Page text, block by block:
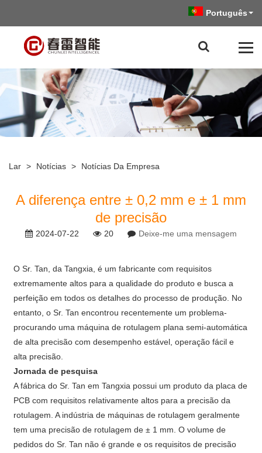
Português
Lar > Notícias > Notícias Da Empresa
A diferença entre ± 0,2 mm e ± 1 mm
de precisão
2024-07-22 20 Deixe-me uma mensagem
O Sr. Tan, da Tangxia, é um fabricante com requisitos
extremamente altos para a qualidade do produto e busca a
perfeição em todos os detalhes do processo de produção. No
entanto, o Sr. Tan encontrou recentemente um problema-
procurando uma máquina de rotulagem plana semi-automática
de alta precisão com desempenho estável, operação fácil e
alta precisão.
Jornada de pesquisa
A fábrica do Sr. Tan em Tangxia possui um produto da placa de
PCB com requisitos relativamente altos para a precisão da
rotulagem. A indústria de máquinas de rotulagem geralmente
tem uma precisão de rotulagem de ± 1 mm. O volume de
pedidos do Sr. Tan não é grande e os requisitos de precisão